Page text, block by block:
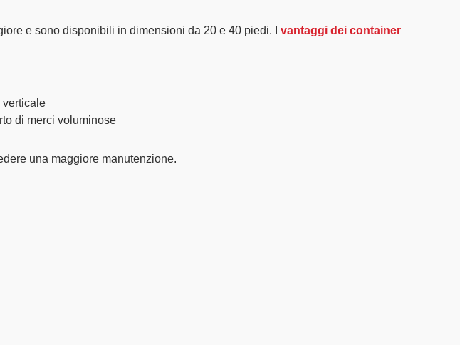
e sono disponibili in dimensioni da 20 e 40 piedi. I vantaggi dei container
verticale
di merci voluminose
una maggiore manutenzione.